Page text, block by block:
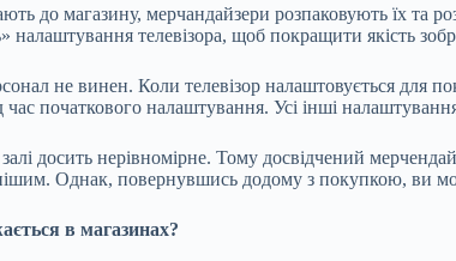
до магазину, мерчандайзери розпаковують їх та
телевізора, щоб покращити якість
не винен. Коли телевізор налаштовується для
час початкового налаштування. Усі інші
досить нерівномірне. Тому досвідчений
Однак, повернувшись додому з покупкою, ви
в магазинах?